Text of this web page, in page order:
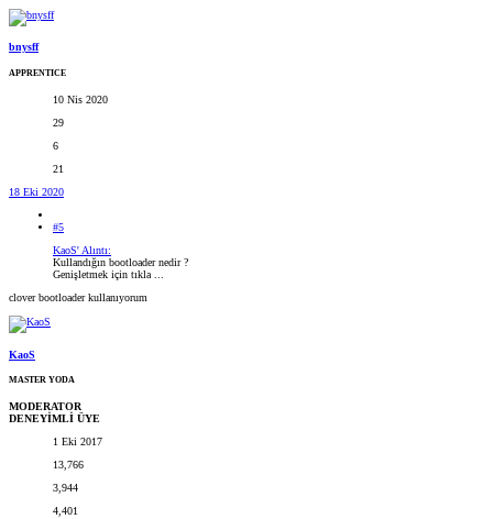
bnysff
APPRENTICE
10 Nis 2020
29
6
21
18 Eki 2020
#5
KaoS' Alıntı:
Kullandığın bootloader nedir ?
Genişletmek için tıkla ...
clover bootloader kullanıyorum
KaoS
MASTER YODA
MODERATOR
DENEYİMLİ ÜYE
1 Eki 2017
13,766
3,944
4,401